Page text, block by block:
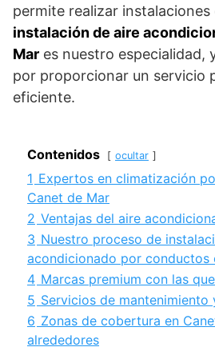
permite realizar instalaciones
instalación de aire
Mar es nuestro especialidad,
por proporcionar un servicio
eficiente.
Contenidos ocultar
1 Expertos en climatización
Canet de Mar
2 Ventajas del aire
3 Nuestro proceso de
acondicionado por conductos
4 Marcas premium con las
5 Servicios de mantenimiento
6 Zonas de cobertura en
alrededores